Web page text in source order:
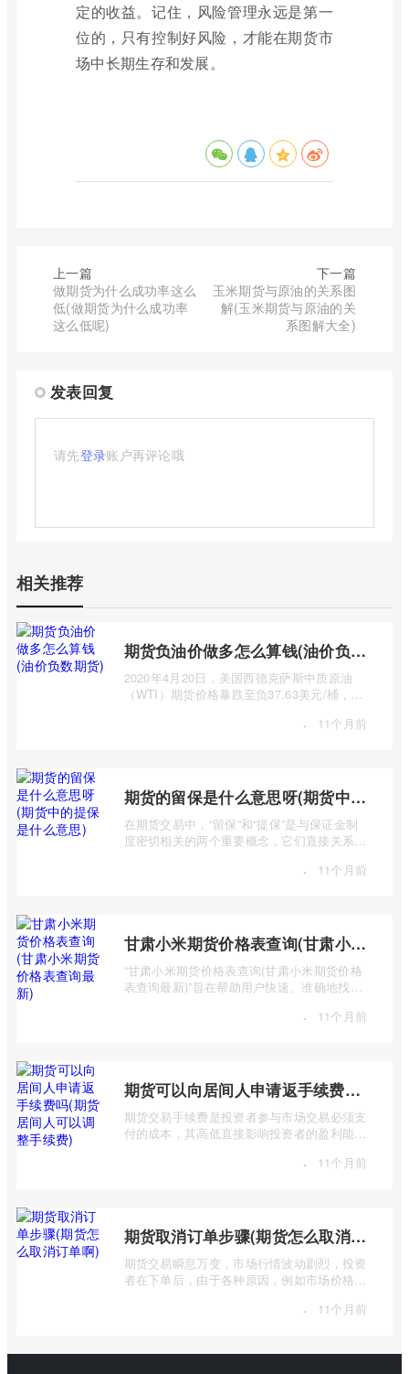
定的收益。记住，风险管理永远是第一
位的，只有控制好风险，才能在期货市
场中长期生存和发展。
上一篇
做期货为什么成功率这么
低(做期货为什么成功率
这么低呢)
下一篇
玉米期货与原油的关系图
解(玉米期货与原油的关
系图解大全)
发表回复
请先登录账户再评论哦
相关推荐
期货负油价做多怎么算钱(油价负数期货)
2020年4月20日，美国西德克萨斯中质原油
（WTI）期货价格暴跌至负37.63美元/桶，这
· 11个月前
期货的留保是什么意思呀(期货中的提保是什么意思)
在期货交易中，“留保”和“提保”是与保证金制
度密切相关的两个重要概念，它们直接关系到
· 11个月前
甘肃小米期货价格表查询(甘肃小米期货价格表查询最新)
“甘肃小米期货价格表查询(甘肃小米期货价格
表查询最新)”旨在帮助用户快速、准确地找到
· 11个月前
期货可以向居间人申请返手续费吗(期货居间人可以调整手续费)
期货交易手续费是投资者参与市场交易必须支
付的成本，其高低直接影响投资者的盈利能
· 11个月前
期货取消订单步骤(期货怎么取消订单啊)
期货交易瞬息万变，市场行情波动剧烈，投资
者在下单后，由于各种原因，例如市场价格变
· 11个月前